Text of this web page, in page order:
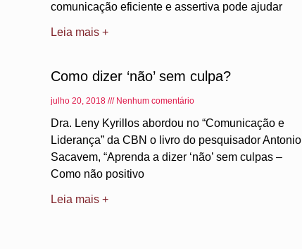
comunicação eficiente e assertiva pode ajudar
Leia mais +
Como dizer ‘não’ sem culpa?
julho 20, 2018 Nenhum comentário
Dra. Leny Kyrillos abordou no “Comunicação e
Liderança” da CBN o livro do pesquisador Antonio
Sacavem, “Aprenda a dizer ‘não’ sem culpas –
Como não positivo
Leia mais +